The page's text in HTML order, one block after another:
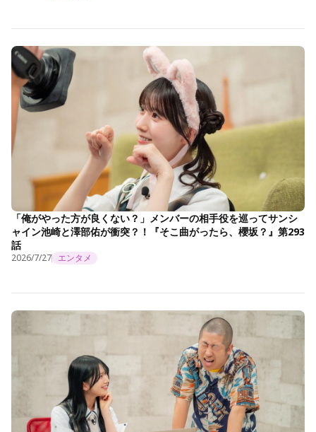
「俺がやった方が良くない？」メンバーの相手役を巡ってサンシ
ャイン池崎と澤部佑が衝突？！『そこ曲がったら、櫻坂？』第293
話
2026/7/27 エンタメ